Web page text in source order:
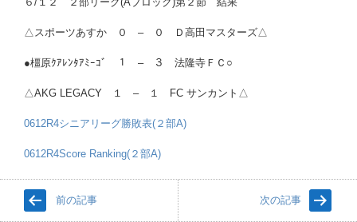
△スポーツあすか ０ – ０ Ｄ高田マスターズ△
●橿原ｸｱﾚﾝﾀｱﾐｰｺﾞ １ – ３ 法隆寺ＦＣ○
△AKG LEGACY １ – １ FC サンカント△
0612R4シニアリーグ勝敗表(２部A)
0612R4Score Ranking(２部A)
前の記事 次の記事